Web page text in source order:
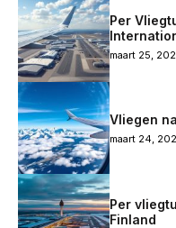
Per
maart 25,
Vliegen
maart 24,
Per
Finland